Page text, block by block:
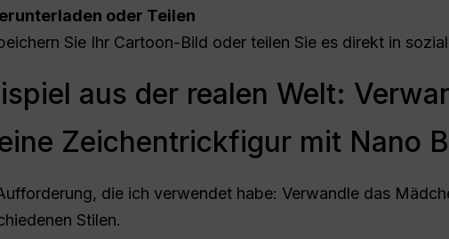
oder Teilen
Sie Ihr Cartoon-Bild oder teilen Sie es direkt in
aus der realen Welt:
Zeichentrickfigur mit Nano
die ich verwendet habe: Verwandle das
Stilen.